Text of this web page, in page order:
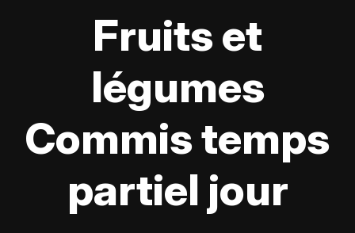
Fruits et
légumes
Commis temps
partiel jour